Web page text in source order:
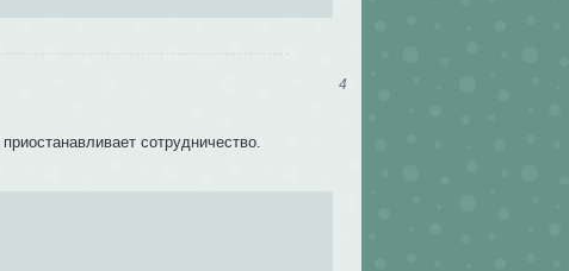
4
приостанавливает сотрудничество.